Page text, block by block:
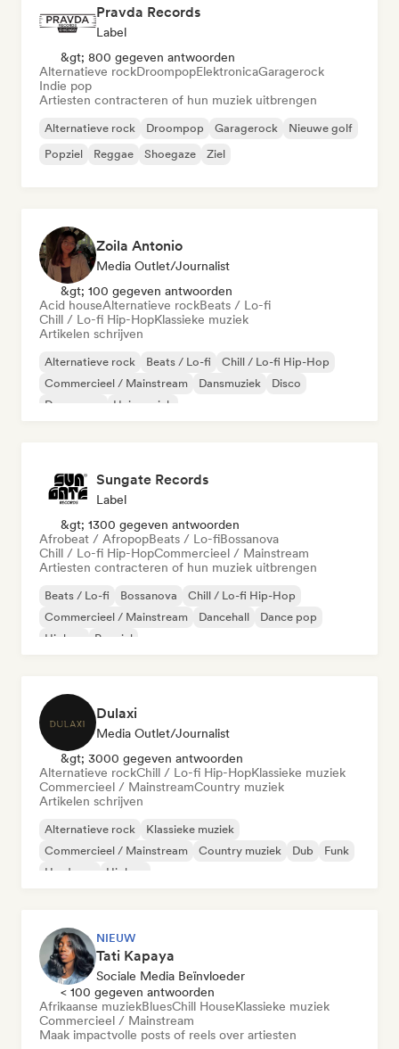
Pravda Records
Label
&gt; 800 gegeven antwoorden
Alternatieve rockDroompopElektronicaGaragerock
Indie pop
Artiesten contracteren of hun muziek uitbrengen
Alternatieve rock Droompop Garagerock
Nieuwe golf
Popziel
Reggae Shoegaze Ziel
Zoila Antonio
Media Outlet/Journalist
&gt; 100 gegeven antwoorden
Acid houseAlternatieve rockBeats / Lo-fi
Chill / Lo-fi Hip-HopKlassieke muziek
Artikelen schrijven
Alternatieve rock Beats / Lo-fi
Chill / Lo-fi Hip-Hop
Commercieel / Mainstream
Dansmuziek
Disco
Droompop
Huismuziek
Sungate Records
Label
&gt; 1300 gegeven antwoorden
Afrobeat / AfropopBeats / Lo-fiBossanova
Chill / Lo-fi Hip-HopCommercieel / Mainstream
Artiesten contracteren of hun muziek uitbrengen
Beats / Lo-fi Bossanova
Chill / Lo-fi Hip-Hop
Commercieel / Mainstream
Dancehall
Dance pop
Hiphop
Popziel
Dulaxi
Media Outlet/Journalist
&gt; 3000 gegeven antwoorden
Alternatieve rockChill / Lo-fi Hip-HopKlassieke muziek
Commercieel / MainstreamCountry muziek
Artikelen schrijven
Alternatieve rock
Klassieke muziek
Commercieel / Mainstream
Country muziek Dub
Funk
Hardcore
Hiphop
NIEUW
Tati Kapaya
Sociale Media Beïnvloeder
< 100 gegeven antwoorden
Afrikaanse muziekBluesChill HouseKlassieke muziek
Commercieel / Mainstream
Maak impactvolle posts of reels over artiesten